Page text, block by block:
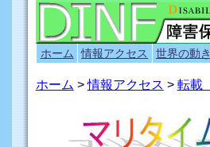
ホーム 情報アクセス 世界の動き
ホーム >情報アクセス > 転載